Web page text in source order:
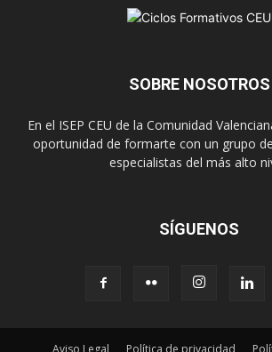
SOBRE NOSOTROS
En el ISEP CEU de la Comunidad
oportunidad de formarte con un grupo
especialistas del más alto
SÍGUENOS